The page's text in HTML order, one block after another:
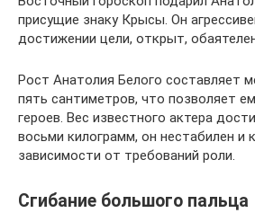
присущие знаку Крысы. Он
достижении цели, открыт,
Рост Анатолия Белого составляет
пять сантиметров, что позволяет
героев. Вес известного актера
восьми килограмм, он нестабилен и
зависимости от требований роли.
Сгибание большого пальца